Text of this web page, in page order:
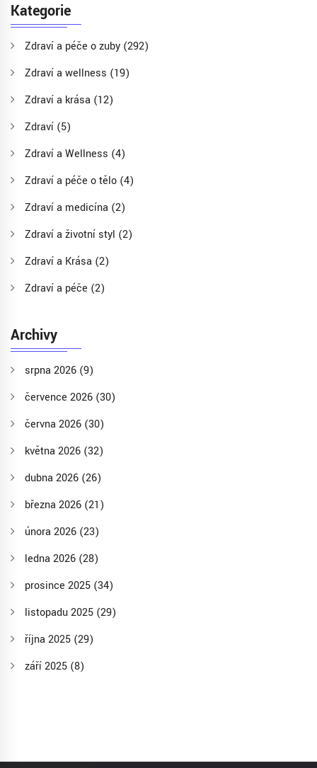
Kategorie
Zdraví a péče o zuby (292)
Zdraví a wellness (19)
Zdraví a krása (12)
Zdraví (5)
Zdraví a Wellness (4)
Zdraví a péče o tělo (4)
Zdraví a medicína (2)
Zdraví a životní styl (2)
Zdraví a Krása (2)
Zdraví a péče (2)
Archivy
srpna 2026 (9)
července 2026 (30)
června 2026 (30)
května 2026 (32)
dubna 2026 (26)
března 2026 (21)
února 2026 (23)
ledna 2026 (28)
prosince 2025 (34)
listopadu 2025 (29)
října 2025 (29)
září 2025 (8)